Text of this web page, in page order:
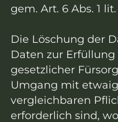
gem. Art. 6 Abs. 1 lit.
Die Löschung der
Daten zur
gesetzlicher
Umgang mit
vergleichbaren
erforderlich sind,